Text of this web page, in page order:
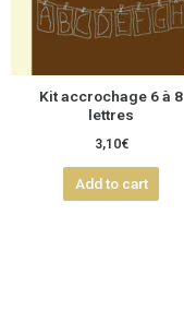
Kit accrochage 6 à 8
lettres
3,10€
Add to cart